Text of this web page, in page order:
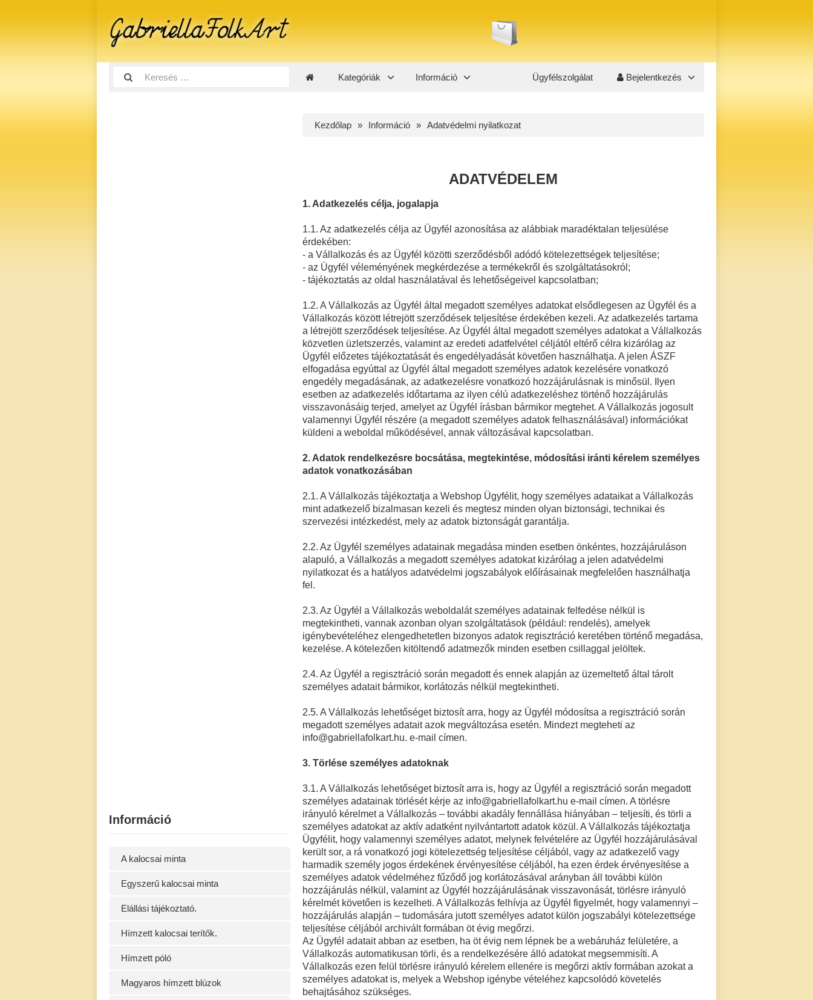
Kategóriák Információ Ügyfélszolgálat Bejelentkezés
Információ
A kalocsai minta
Egyszerű kalocsai minta
Elállási tájékoztató.
Hímzett kalocsai terítők.
Hímzett póló
Magyaros hímzett blúzok
Kezdőlap Információ Adatvédelmi nyilatkozat
ADATVÉDELEM
1. Adatkezelés célja, jogalapja
1.1. Az adatkezelés célja az Ügyfél azonosítása az alábbiak maradéktalan teljesülése
érdekében:
- a Vállalkozás és az Ügyfél közötti szerződésből adódó kötelezettségek teljesítése;
- az Ügyfél véleményének megkérdezése a termékekről és szolgáltatásokról;
- tájékoztatás az oldal használatával és lehetőségeivel kapcsolatban;
1.2. A Vállalkozás az Ügyfél által megadott személyes adatokat elsődlegesen az Ügyfél és a
Vállalkozás között létrejött szerződések teljesítése érdekében kezeli. Az adatkezelés tartama
a létrejött szerződések teljesítése. Az Ügyfél által megadott személyes adatokat a Vállalkozás
közvetlen üzletszerzés, valamint az eredeti adatfelvétel céljától eltérő célra kizárólag az
Ügyfél előzetes tájékoztatását és engedélyadását követően használhatja. A jelen ÁSZF
elfogadása egyúttal az Ügyfél által megadott személyes adatok kezelésére vonatkozó
engedély megadásának, az adatkezelésre vonatkozó hozzájárulásnak is minősül. Ilyen
esetben az adatkezelés időtartama az ilyen célú adatkezeléshez történő hozzájárulás
visszavonásáig terjed, amelyet az Ügyfél írásban bármikor megtehet. A Vállalkozás jogosult
valamennyi Ügyfél részére (a megadott személyes adatok felhasználásával) információkat
küldeni a weboldal működésével, annak változásával kapcsolatban.
2. Adatok rendelkezésre bocsátása, megtekintése, módosítási iránti kérelem személyes
adatok vonatkozásában
2.1. A Vállalkozás tájékoztatja a Webshop Ügyfélit, hogy személyes adataikat a Vállalkozás
mint adatkezelő bizalmasan kezeli és megtesz minden olyan biztonsági, technikai és
szervezési intézkedést, mely az adatok biztonságát garantálja.
2.2. Az Ügyfél személyes adatainak megadása minden esetben önkéntes, hozzájáruláson
alapuló, a Vállalkozás a megadott személyes adatokat kizárólag a jelen adatvédelmi
nyilatkozat és a hatályos adatvédelmi jogszabályok előírásainak megfelelően használhatja
fel.
2.3. Az Ügyfél a Vállalkozás weboldalát személyes adatainak felfedése nélkül is
megtekintheti, vannak azonban olyan szolgáltatások (például: rendelés), amelyek
igénybevételéhez elengedhetetlen bizonyos adatok regisztráció keretében történő megadása,
kezelése. A kötelezően kitöltendő adatmezők minden esetben csillaggal jelöltek.
2.4. Az Ügyfél a regisztráció során megadott és ennek alapján az üzemeltető által tárolt
személyes adatait bármikor, korlátozás nélkül megtekintheti.
2.5. A Vállalkozás lehetőséget biztosít arra, hogy az Ügyfél módosítsa a regisztráció során
megadott személyes adatait azok megváltozása esetén. Mindezt megteheti az
info@gabriellafolkart.hu. e-mail címen.
3. Törlése személyes adatoknak
3.1. A Vállalkozás lehetőséget biztosít arra is, hogy az Ügyfél a regisztráció során megadott
személyes adatainak törlését kérje az info@gabriellafolkart.hu e-mail címen. A törlésre
irányuló kérelmet a Vállalkozás – további akadály fennállása hiányában – teljesíti, és törli a
személyes adatokat az aktív adatként nyilvántartott adatok közül. A Vállalkozás tájékoztatja
Ügyfélit, hogy valamennyi személyes adatot, melynek felvételére az Ügyfél hozzájárulásával
került sor, a rá vonatkozó jogi kötelezettség teljesítése céljából, vagy az adatkezelő vagy
harmadik személy jogos érdekének érvényesítése céljából, ha ezen érdek érvényesítése a
személyes adatok védelméhez fűződő jog korlátozásával arányban áll további külön
hozzájárulás nélkül, valamint az Ügyfél hozzájárulásának visszavonását, törlésre irányuló
kérelmét követően is kezelheti. A Vállalkozás felhívja az Ügyfél figyelmét, hogy valamennyi –
hozzájárulás alapján – tudomására jutott személyes adatot külön jogszabályi kötelezettsége
teljesítése céljából archivált formában öt évig megőrzi.
Az Ügyfél adatait abban az esetben, ha öt évig nem lépnek be a webáruház felületére, a
Vállalkozás automatikusan törli, és a rendelkezésére álló adatokat megsemmisíti. A
Vállalkozás ezen felül törlésre irányuló kérelem ellenére is megőrzi aktív formában azokat a
személyes adatokat is, melyek a Webshop igénybe vételéhez kapcsolódó követelés
behajtásához szükséges.